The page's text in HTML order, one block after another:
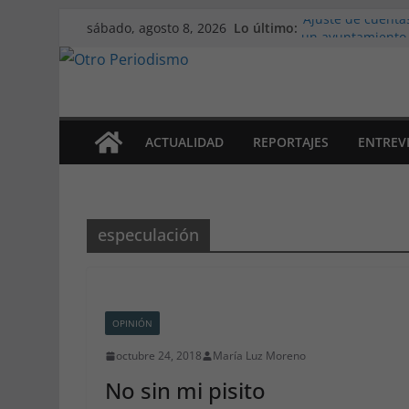
Saltar
al
sábado, agosto 8, 2026 Lo último: ‘Ajuste de
refugiadas
Apdha alerta: un
violencia de
ACTUALIDAD REPORTAJES
especulación
OPINIÓN
octubre 24, 2018 María Luz Moreno
No sin mi pisito